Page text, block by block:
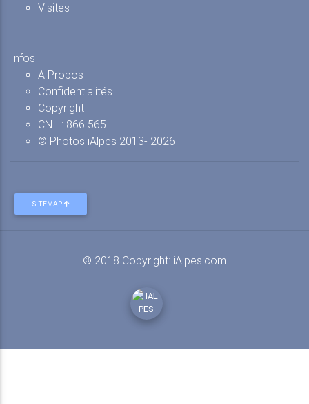
Visites
Infos
A Propos
Confidentialités
Copyright
CNIL: 866 565
© Photos iAlpes 2013- 2026
SITEMAP
© 2018 Copyright: iAlpes.com